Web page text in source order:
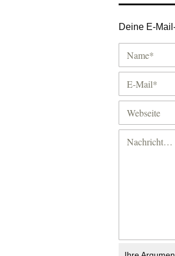
Deine E-